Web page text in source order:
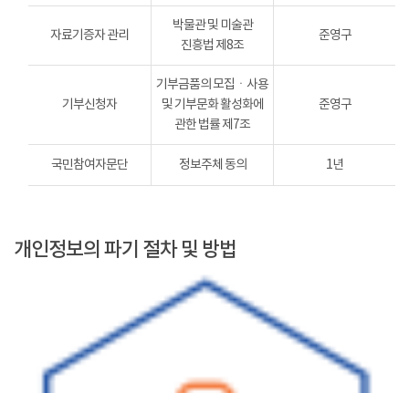
자료기증자 관리
박물관 및 미술관
진흥법 제8조
준영구
기부신청자
기부금품의 모집ㆍ사용
및 기부문화 활성화에
관한 법률 제7조
준영구
국민참여자문단 정보주체 동의 1년
개인정보의 파기 절차 및 방법